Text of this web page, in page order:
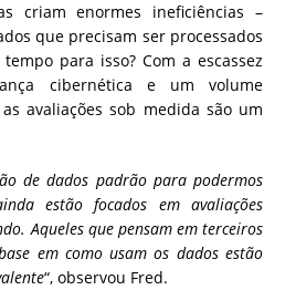
criam enormes ineficiências –
que precisam ser processados
para isso? Com a escassez
cibernética e um volume
avaliações sob medida são um
de dados padrão para podermos
estão focados em avaliações
Aqueles que pensam em terceiros
em como usam os dados estão
“, observou Fred.